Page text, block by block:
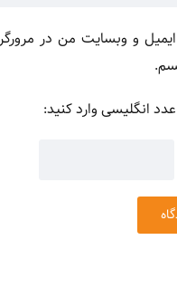
ایمیل و وبسایت من در
انگلیسی وارد کنید: